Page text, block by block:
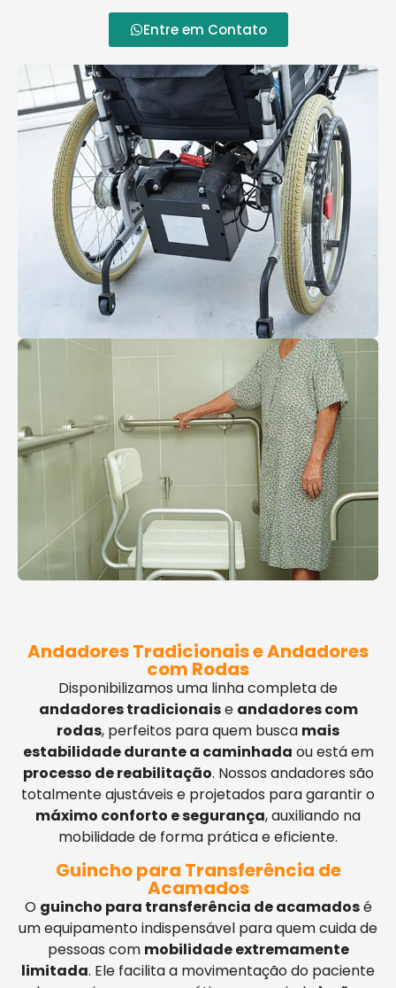
Entre em Contato
Andadores Tradicionais e Andadores
com Rodas
Disponibilizamos uma linha completa de
andadores tradicionaise andadores com
rodas, perfeitos para quem busca mais
estabilidade durante a caminhada ou está em
processo de reabilitação. Nossos andadores são
totalmente ajustáveis e projetados para garantir o
máximo conforto e segurança, auxiliando na
mobilidade de forma prática e eficiente.
Guincho para Transferência de
Acamados
O guincho para transferência de acamadosé
um equipamento indispensável para quem cuida de
pessoas com mobilidade extremamente
limitada. Ele facilita a movimentação do paciente